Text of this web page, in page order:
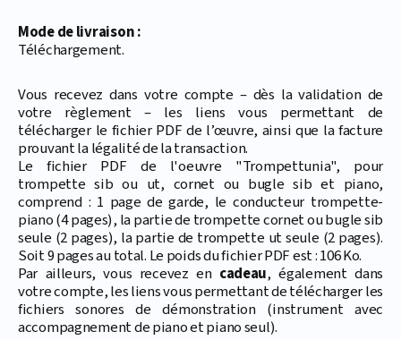
Mode de livraison :
Téléchargement.
Vous recevez dans votre compte – dès la validation de
votre règlement – les liens vous permettant de
télécharger le fichier PDF de l’œuvre, ainsi que la facture
prouvant la légalité de la transaction.
Le fichier PDF de l'oeuvre "Trompettunia", pour
trompette sib ou ut, cornet ou bugle sib et piano,
comprend : 1 page de garde, le conducteur trompette-
piano (4 pages), la partie de trompette cornet ou bugle sib
seule (2 pages), la partie de trompette ut seule (2 pages).
Soit 9 pages au total. Le poids du fichier PDF est : 106 Ko.
Par ailleurs, vous recevez en cadeau, également dans
votre compte, les liens vous permettant de télécharger les
fichiers sonores de démonstration (instrument avec
accompagnement de piano et piano seul).